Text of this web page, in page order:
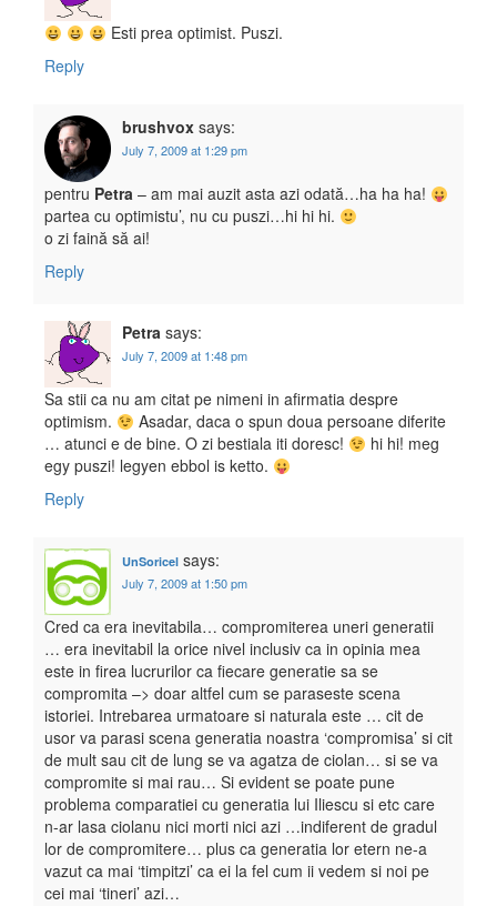
Esti prea optimist. Puszi.
Reply
brushvox says:
July 7, 2009 at 1:29 pm
pentru Petra – am mai auzit asta azi odată…ha ha ha!
partea cu optimistu’, nu cu puszi…hi hi hi.
o zi faină să ai!
Reply
Petra says:
July 7, 2009 at 1:48 pm
Sa stii ca nu am citat pe nimeni in afirmatia despre
optimism.
Asadar, daca o spun doua persoane diferite
… atunci e de bine. O zi bestiala iti doresc!
hi hi! meg
egy puszi! legyen ebbol is ketto.
Reply
UnSoricel says:
July 7, 2009 at 1:50 pm
Cred ca era inevitabila… compromiterea uneri generatii
… era inevitabil la orice nivel inclusiv ca in opinia mea
este in firea lucrurilor ca fiecare generatie sa se
compromita –> doar altfel cum se paraseste scena
istoriei. Intrebarea urmatoare si naturala este … cit de
usor va parasi scena generatia noastra ‘compromisa’ si cit
de mult sau cit de lung se va agatza de ciolan… si se va
compromite si mai rau… Si evident se poate pune
problema comparatiei cu generatia lui Iliescu si etc care
n-ar lasa ciolanu nici morti nici azi …indiferent de gradul
lor de compromitere… plus ca generatia lor etern ne-a
vazut ca mai ‘timpitzi’ ca ei la fel cum ii vedem si noi pe
cei mai ‘tineri’ azi…